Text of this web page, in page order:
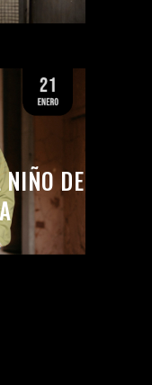
NIÑO DE